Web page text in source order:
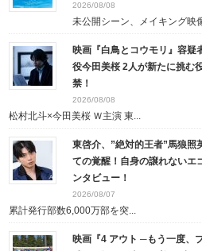
2026/08/08
未公開シーン、メイキング映
映画『白鳥とコウモリ』容疑
役今田美桜 2人が新たに挑む
禁！
2026/08/08
松村北斗×今田美桜 Ｗ主演 東...
東啓介、”絶対的王者”馬狼照
ての覚醒！自身の譲れないエ
ンタビュー！
2026/08/07
累計発行部数6,000万部を突...
映画『4 アウト ─もう一度、